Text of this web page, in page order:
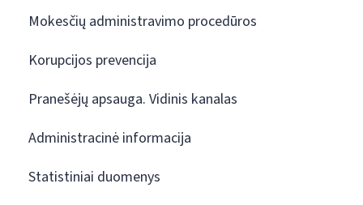
Mokesčių administravimo procedūros
Korupcijos prevencija
Pranešėjų apsauga. Vidinis kanalas
Administracinė informacija
Statistiniai duomenys